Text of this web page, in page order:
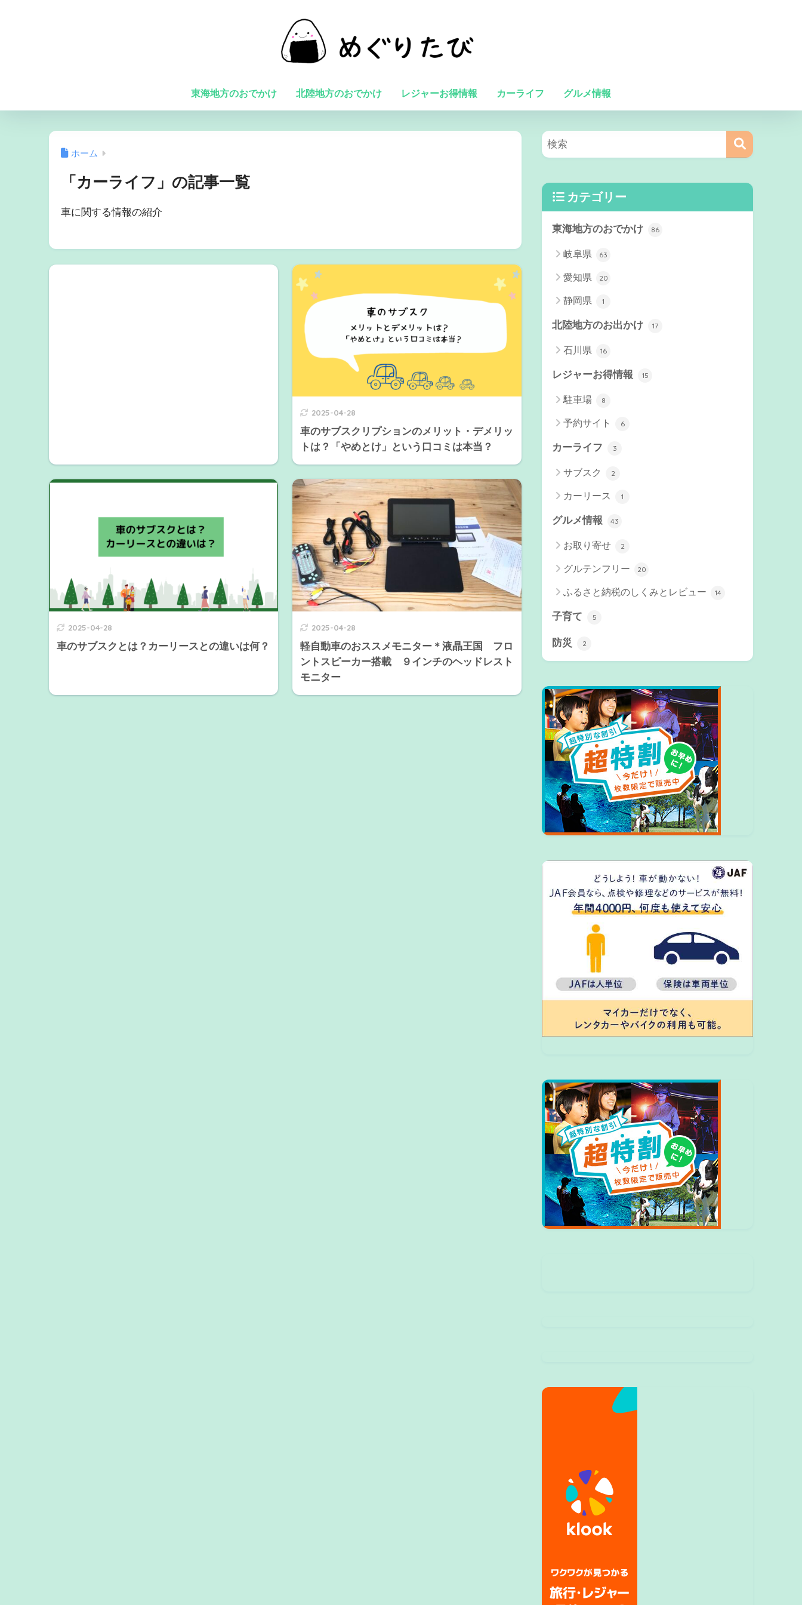
東海地方のおでかけ 北陸地方のおでかけ レジャーお得情報 カーライフ グルメ情報
ホーム
「カーライフ」の記事一覧
車に関する情報の紹介
2025-04-28
車のサブスクリプションのメリット・デメリッ
トは？「やめとけ」という口コミは本当？
2025-04-28
車のサブスクとは？カーリースとの違いは何？
2025-04-28
軽自動車のおススメモニター＊液晶王国 フロ
ントスピーカー搭載 ９インチのヘッドレスト
モニター
カテゴリー
東海地方のおでかけ 86
岐阜県 63
愛知県 20
静岡県 1
北陸地方のお出かけ 17
石川県 16
レジャーお得情報 15
駐車場 8
予約サイト 6
カーライフ 3
サブスク 2
カーリース 1
グルメ情報 43
お取り寄せ 2
グルテンフリー 20
ふるさと納税のしくみとレビュー 14
子育て 5
防災 2